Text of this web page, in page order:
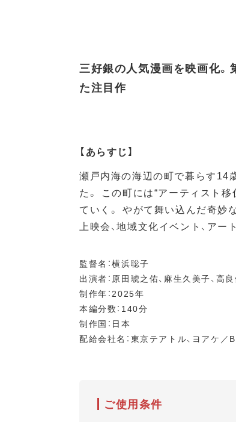
三好銀の人気漫画を映画化
た注目作
【あらすじ】
瀬戸内海の海辺の町で暮らす14
た。 この町には“アーティスト
ていく。 やがて舞い込んだ奇妙
上映会、地域文化イベント、ア
監督名：横浜聡子
出演者：原田琥之佑、麻生久美子、高
制作年：2025年
本編分数：140分
制作国：日本
配給会社名：東京テアトル、ヨアケ／
ご使用条件